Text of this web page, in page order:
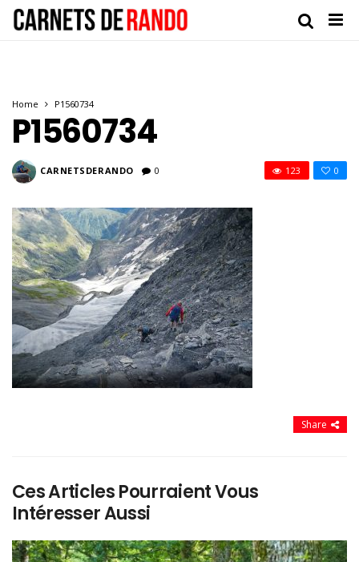
Home P1560734
P1560734
CARNETSDERANDO 0 0
123
Share
Ces Articles Pourraient Vous
Intéresser Aussi